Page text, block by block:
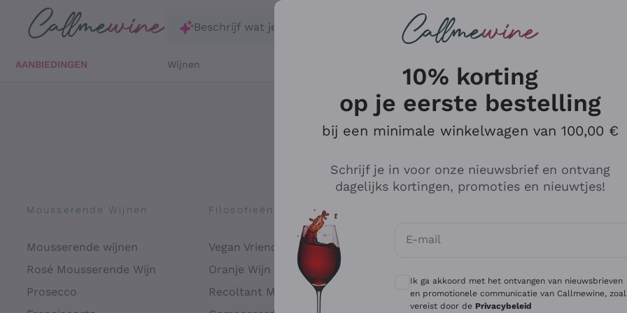
Ga direct naar de hoofdinhoud
Beschrijf wat je zoekt
AANBIEDINGEN Wijnen
Mousserende Wijnen
Mousserende wijnen
Rosé Mousserende Wijn
Prosecco
Filosofieën
Vegan Vriendelijk
Oranje Wijn
Recoltant Manipulant
Antinori
Ca' del Bosco
Gavi
10% korting
op je eerste bestelling
bij een minimale winkelwagen van 100,00 €
Schrijf je in voor onze nieuwsbrief en ontvang
dagelijks kortingen, promoties en nieuwtjes!
E-mail
Optionele toestemmingen om
Ik ga akkoord met het ontvangen van nieuwsbrieven
en promotionele communicatie van Callmewine,
vereist door de Privacybeleid